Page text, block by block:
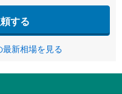
する
新相場を見る